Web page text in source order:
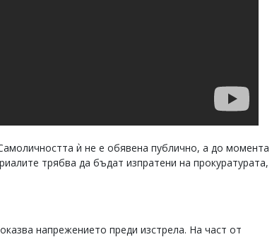
ѝ не е обявена публично, а до момента
трябва да бъдат изпратени на прокуратурата,
напрежението преди изстрела. На част от